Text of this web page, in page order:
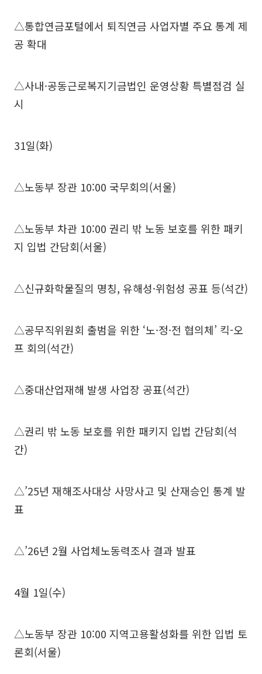
△통합연금포털에서 퇴직연금 사업자별 주요 통계 제
공 확대
△사내·공동근로복지기금법인 운영상황 특별점검 실
시
31일(화)
△노동부 장관 10:00 국무회의(서울)
△노동부 차관 10:00 권리 밖 노동 보호를 위한 패키
지 입법 간담회(서울)
△신규화학물질의 명칭, 유해성·위험성 공표 등(석간)
△공무직위원회 출범을 위한 ‘노·정·전 협의체’ 킥-오
프 회의(석간)
△중대산업재해 발생 사업장 공표(석간)
△권리 밖 노동 보호를 위한 패키지 입법 간담회(석
간)
△’25년 재해조사대상 사망사고 및 산재승인 통계 발
표
△’26년 2월 사업체노동력조사 결과 발표
4월 1일(수)
△노동부 장관 10:00 지역고용활성화를 위한 입법 토
론회(서울)